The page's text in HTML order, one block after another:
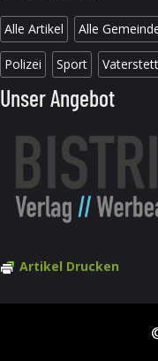
Alle Artikel Alle
Polizei Sport
Unser Angebot
Artikel Drucken